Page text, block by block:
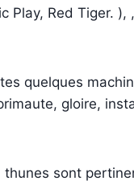
Play, Red Tiger. ),
quelques
gloire,
sont